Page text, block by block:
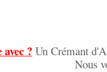
? Un Crémant
Nous